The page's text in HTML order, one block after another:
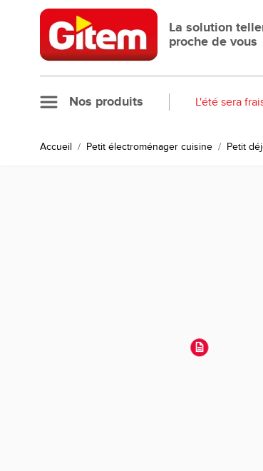
Allez au contenu
La solution
proche de vous
Nos produits L'été sera
Accueil / Petit électroménager cuisine / Petit